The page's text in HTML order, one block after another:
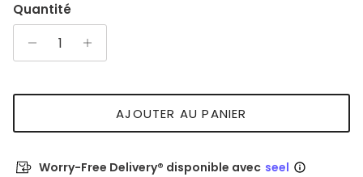
Quantité
AJOUTER AU PANIER
Worry-Free Delivery® disponible avec seel